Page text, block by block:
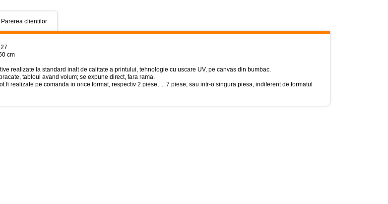
Parerea clientilor
cm
realizate la standard inalt de calitate a printului, tehnologie cu uscare UV, pe canvas din bumbac.
tabloul avand volum; se expune direct, fara rama.
fi realizate pe comanda in orice format, respectiv 2 piese, ... 7 piese, sau intr-o singura piesa, indiferent de formatul